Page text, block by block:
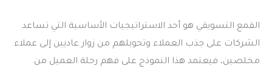
القمع التسويقي هو أحد الاستراتيجيات الأساسية التي تساعد
الشركات على جذب العملاء وتحويلهم من زوار عاديين إلى عملاء
مخلصين، فيعتمد هذا النموذج على فهم رحلة العميل من